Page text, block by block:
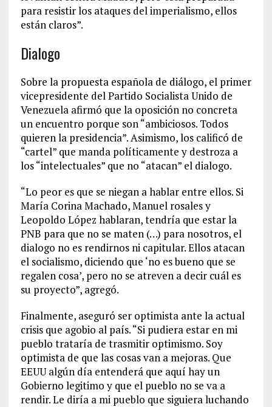
para resistir los ataques del imperialismo, ellos
están claros”.
Dialogo
Sobre la propuesta española de diálogo, el primer
vicepresidente del Partido Socialista Unido de
Venezuela afirmó que la oposición no concreta
un encuentro porque son “ambiciosos. Todos
quieren la presidencia”. Asimismo, los calificó de
“cartel” que manda políticamente y destroza a
los “intelectuales” que no “atacan” el dialogo.
“Lo peor es que se niegan a hablar entre ellos. Si
María Corina Machado, Manuel rosales y
Leopoldo López hablaran, tendría que estar la
PNB para que no se maten (…) para nosotros, el
dialogo no es rendirnos ni capitular. Ellos atacan
el socialismo, diciendo que ‘no es bueno que se
regalen cosa’, pero no se atreven a decir cuál es
su proyecto”, agregó.
Finalmente, aseguró ser optimista ante la actual
crisis que agobio al país. “Si pudiera estar en mi
pueblo trataría de trasmitir optimismo. Soy
optimista de que las cosas van a mejoras. Que
EEUU algún día entenderá que aquí hay un
Gobierno legitimo y que el pueblo no se va a
rendir. Le diría a mi pueblo que siguiera luchando